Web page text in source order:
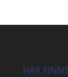
HÄR